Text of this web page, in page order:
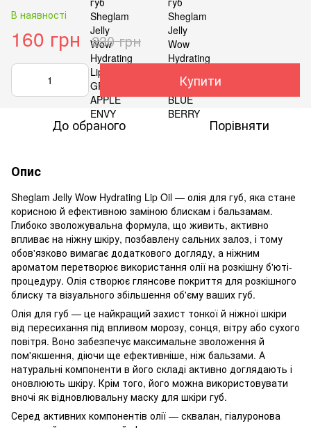
В наявності
160 грн 230 грн
Купити
До обраного Порівняти
Опис
Sheglam Jelly Wow Hydrating Lip Oil — олія для губ, яка стане
корисною й ефективною заміною блискам і бальзамам.
Глибоко зволожувальна формула, що живить, активно
впливає на ніжну шкіру, позбавлену сальних залоз, і тому
обов'язково вимагає додаткового догляду, а ніжним
ароматом перетворює використання олії на розкішну б'юті-
процедуру. Олія створює глянсове покриття для розкішного
блиску та візуального збільшення об'єму ваших губ.
Олія для губ — це найкращий захист тонкої й ніжної шкіри
від пересихання під впливом морозу, сонця, вітру або сухого
повітря. Воно забезпечує максимальне зволоження й
пом'якшення, діючи ще ефективніше, ніж бальзами. А
натуральні компоненти в його складі активно доглядають і
оновлюють шкіру. Крім того, його можна використовувати
вночі як відновлювальну маску для шкіри губ.
Серед активних компонентів олії — сквалан, гіалуронова